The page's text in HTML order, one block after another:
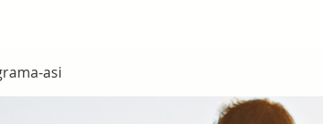
asi